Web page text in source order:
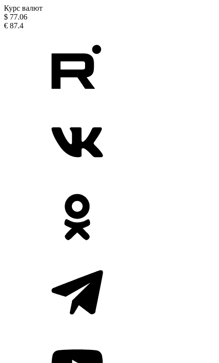
Курс валют
$ 77.06
€ 87.4